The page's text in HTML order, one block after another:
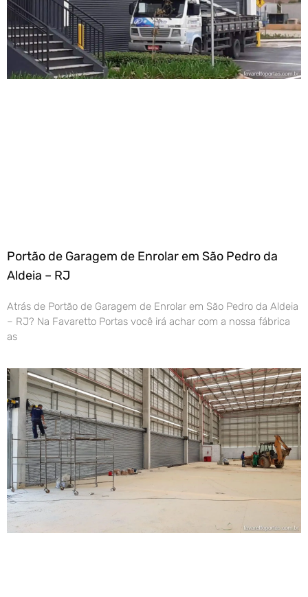
Portão de Garagem de Enrolar em São Pedro da
Aldeia – RJ
Atrás de Portão de Garagem de Enrolar em São Pedro da Aldeia
– RJ? Na Favaretto Portas você irá achar com a nossa fábrica
as